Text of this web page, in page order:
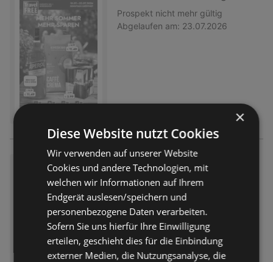
Prospekt nicht mehr gültig
Abgelaufen am: 23.07.2026
Travel Free: Aktionsangebote
Prospekt nicht mehr gültig
Abgelaufen am: 09.07.2026
×
Diese Website nutzt Cookies
Wir verwenden auf unserer Website
Cookies und andere Technologien, mit
welchen wir Informationen auf Ihrem
Endgerät auslesen/speichern und
personenbezogene Daten verarbeiten.
Sofern Sie uns hierfür Ihre Einwilligung
erteilen, geschieht dies für die Einbindung
externer Medien, die Nutzungsanalyse, die